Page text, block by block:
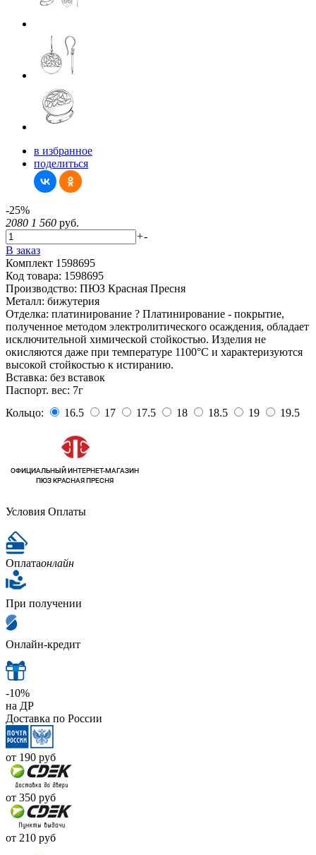
в избранное
поделиться
-25%
2080 1 560 руб.
+-
В заказ
Комплект 1598695
Код товара: 1598695
Производство: ПЮЗ Красная Пресня
Металл: бижутерия
Отделка: платинирование ? Платинирование - покрытие,
полученное методом электролитического осаждения, обладает
исключительной химической стойкостью. Изделия не
окисляются даже при температуре 1100°С и характеризуются
высокой стойкостью к истиранию.
Вставка: без вставок
Паспорт. вес: 7г
Кольцо:
16.5 17 17.5 18 18.5 19 19.5
Условия Оплаты
Оплатаонлайн
При получении
Онлайн-кредит
-10%
на ДР
Доставка по России
от 190 руб
от 350 руб
от 210 руб